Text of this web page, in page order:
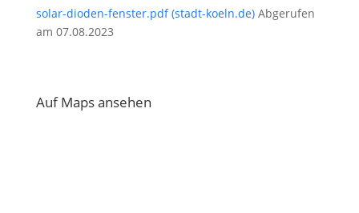
solar-dioden-fenster.pdf (stadt-koeln.de)Abgerufen
am 07.08.2023
Auf Maps ansehen